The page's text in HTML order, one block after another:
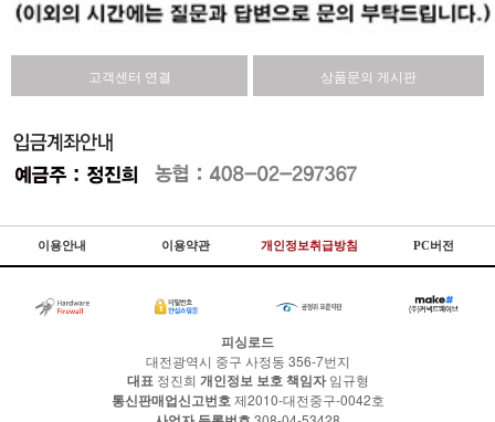
고객센터 연결 상품문의 게시판
이용안내 이용약관 개인정보취급방침 PC버전
피싱로드
대전광역시 중구 사정동 356-7번지
대표 정진희 개인정보 보호 책임자임규형
통신판매업신고번호 제2010-대전중구-0042호